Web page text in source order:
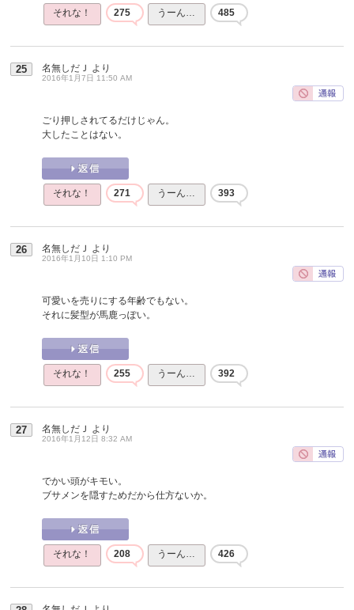
それな！ 275 うーん… 485
25 名無しだＪ より
2016年1月7日 11:50 AM
ごり押しされてるだけじゃん。
大したことはない。
それな！ 271 うーん… 393
26 名無しだＪ より
2016年1月10日 1:10 PM
可愛いを売りにする年齢でもない。
それに髪型が馬鹿っぽい。
それな！ 255 うーん… 392
27 名無しだＪ より
2016年1月12日 8:32 AM
でかい頭がキモい。
ブサメンを隠すためだから仕方ないか。
それな！ 208 うーん… 426